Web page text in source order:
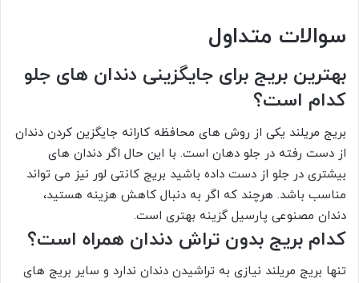
سوالات متداول
بهترین بریج برای جایگزینی دندان های جلو
کدام است؟
بریج مریلند یکی از روش های محافظه کارانه جایگزین کردن دندان
از دست رفته در جلو دهان است. با این حال اگر دندان های
بیشتری در جلو از دست داده باشید بریج کانتی لور نیز می تواند
مناسب باشد. هرچند که اگر به دنبال کاهش هزینه هستید،
دندان مصنوعی پارسیل گزینه بهتری است.
کدام بریج بدون تراش دندان همراه است؟
تنها بریج مریلند نیازی به تراشیدن دندان ندارد و سایر بریج های